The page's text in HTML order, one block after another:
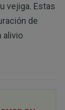
vejiga. Estas
de
alivio